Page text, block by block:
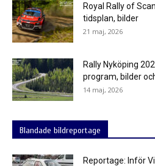
Royal Rally of
tidsplan, bilder
21 maj, 2026
Rally Nyköping
program, bilder
14 maj, 2026
Blandade bildreportage
Reportage: Inför